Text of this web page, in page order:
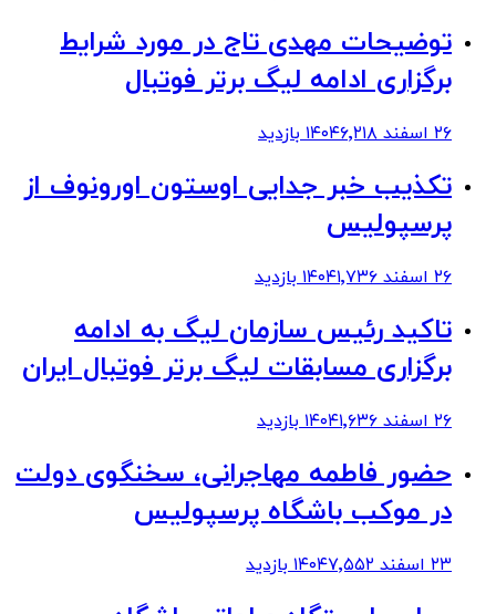
توضیحات مهدی تاج در مورد شرایط
برگزاری ادامه لیگ برتر فوتبال
۲۶ اسفند ۱۴۰۴ ۶٬۲۱۸ بازدید
تکذیب خبر جدایی اوستون اورونوف از
پرسپولیس
۲۶ اسفند ۱۴۰۴ ۱٬۷۳۶ بازدید
تاکید رئیس سازمان لیگ به ادامه
برگزاری مسابقات لیگ برتر فوتبال ایران
۲۶ اسفند ۱۴۰۴ ۱٬۶۳۶ بازدید
حضور فاطمه مهاجرانی، سخنگوی دولت
در موکب باشگاه پرسپولیس
۲۳ اسفند ۱۴۰۴ ۷٬۵۵۲ بازدید